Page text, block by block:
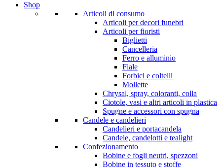
Shop
Articoli di consumo
Articoli per decori funebri
Articoli per fioristi
Biglietti
Cancelleria
Ferro e alluminio
Fiale
Forbici e coltelli
Mollette
Chrysal, spray, coloranti, colla
Ciotole, vasi e altri articoli in plastica
Spugne e accessori con spugna
Candele e candelieri
Candelieri e portacandela
Candele, candelotti e tealight
Confezionamento
Bobine e fogli neutri, spezzoni
Bobine in tessuto e stoffe